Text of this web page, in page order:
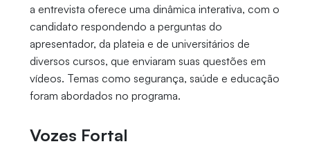
a entrevista oferece uma dinâmica interativa, com o
candidato respondendo a perguntas do
apresentador, da plateia e de universitários de
diversos cursos, que enviaram suas questões em
vídeos. Temas como segurança, saúde e educação
foram abordados no programa.
Vozes Fortal